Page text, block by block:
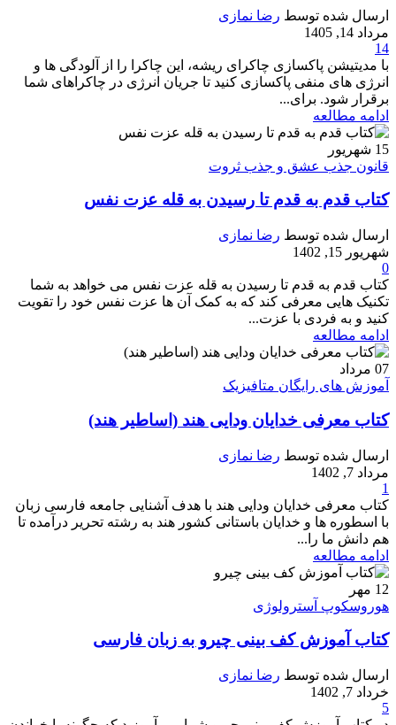
ارسال شده توسط رضا نمازی
مرداد 14, 1405
14
با مدیتیشن پاکسازی چاکرای ریشه، این چاکرا را از آلودگی ها و
انرژی های منفی پاکسازی کنید تا جریان انرژی در چاکراهای شما
برقرار شود. برای...
ادامه مطالعه
15 شهریور
قانون جذب عشق و جذب ثروت
کتاب قدم به قدم تا رسیدن به قله عزت نفس
ارسال شده توسط رضا نمازی
شهریور 15, 1402
0
کتاب قدم به قدم تا رسیدن به قله عزت نفس می خواهد به شما
تکنیک هایی معرفی کند که به کمک آن ها عزت نفس خود را تقویت
کنید و به فردی با عزت...
ادامه مطالعه
07 مرداد
آموزش های رایگان متافیزیک
کتاب معرفی خدایان ودایی هند (اساطیر هند)
ارسال شده توسط رضا نمازی
مرداد 7, 1402
1
کتاب معرفی خدایان ودایی هند با هدف آشنایی جامعه فارسی زبان
با اسطوره ها و خدایان باستانی کشور هند به رشته تحریر درآمده تا
هم دانش ما را...
ادامه مطالعه
12 مهر
هوروسکوپ آسترولوژی
کتاب آموزش کف بینی چیرو به زبان فارسی
ارسال شده توسط رضا نمازی
خرداد 7, 1402
5